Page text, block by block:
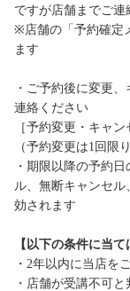
ですが店舗までご連
※店舗の「予約確定
ます
・ご予約後に変更
連絡ください
［予約変更・キャ
（予約変更は1回限り
・期限以降の予約
ル、無断キャンセ
効されます
【以下の条件に当
・2年以内に当店を
・店舗が受講不可